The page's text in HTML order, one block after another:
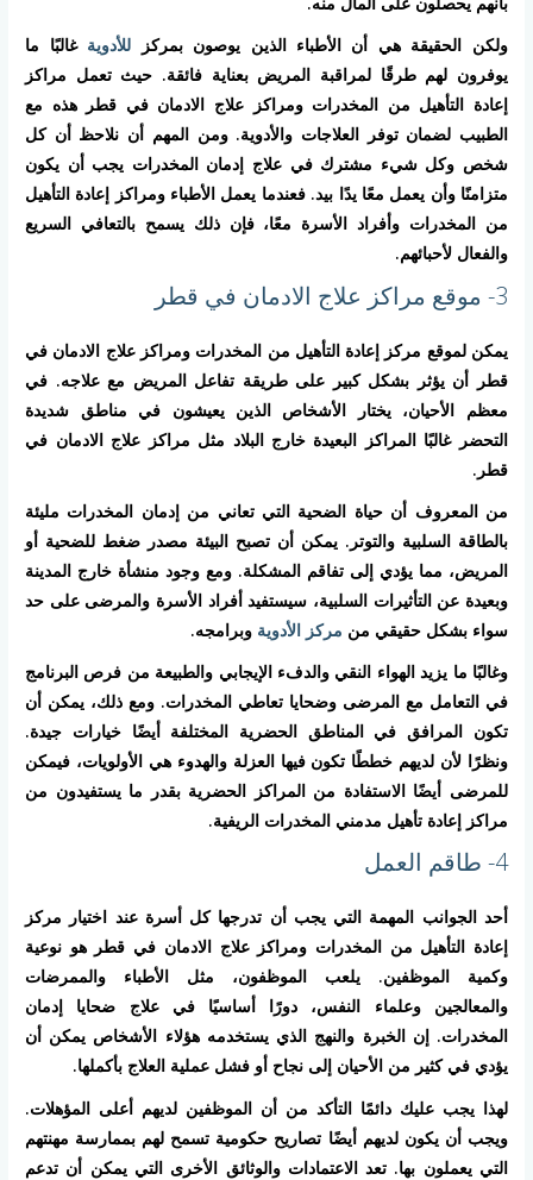
ولكن الحقيقة هي أن الأطباء الذين يوصون بمركز للأدوية غالبًا ما
يوفرون لهم طرقًا لمراقبة المريض بعناية فائقة. حيث تعمل مراكز
إعادة التأهيل من المخدرات ومراكز علاج الادمان في قطر هذه مع
الطبيب لضمان توفر العلاجات والأدوية. ومن المهم أن نلاحظ أن كل
شخص وكل شيء مشترك في علاج إدمان المخدرات يجب أن يكون
متزامنًا وأن يعمل معًا يدًا بيد. فعندما يعمل الأطباء ومراكز إعادة التأهيل
من المخدرات وأفراد الأسرة معًا، فإن ذلك يسمح بالتعافي السريع
والفعال لأحبائهم.
3- موقع مراكز علاج الادمان في قطر
يمكن لموقع مركز إعادة التأهيل من المخدرات ومراكز علاج الادمان في
قطر أن يؤثر بشكل كبير على طريقة تفاعل المريض مع علاجه. في
معظم الأحيان، يختار الأشخاص الذين يعيشون في مناطق شديدة
التحضر غالبًا المراكز البعيدة خارج البلاد مثل مراكز علاج الادمان في
قطر.
من المعروف أن حياة الضحية التي تعاني من إدمان المخدرات مليئة
بالطاقة السلبية والتوتر. يمكن أن تصبح البيئة مصدر ضغط للضحية أو
المريض، مما يؤدي إلى تفاقم المشكلة. ومع وجود منشأة خارج المدينة
وبعيدة عن التأثيرات السلبية، سيستفيد أفراد الأسرة والمرضى على حد
سواء بشكل حقيقي من مركز الأدوية وبرامجه.
وغالبًا ما يزيد الهواء النقي والدفء الإيجابي والطبيعة من فرص البرنامج
في التعامل مع المرضى وضحايا تعاطي المخدرات. ومع ذلك، يمكن أن
تكون المرافق في المناطق الحضرية المختلفة أيضًا خيارات جيدة.
ونظرًا لأن لديهم خططًا تكون فيها العزلة والهدوء هي الأولويات، فيمكن
للمرضى أيضًا الاستفادة من المراكز الحضرية بقدر ما يستفيدون من
مراكز إعادة تأهيل مدمني المخدرات الريفية.
4- طاقم العمل
أحد الجوانب المهمة التي يجب أن تدرجها كل أسرة عند اختيار مركز
إعادة التأهيل من المخدرات ومراكز علاج الادمان في قطر هو نوعية
وكمية الموظفين. يلعب الموظفون، مثل الأطباء والممرضات
والمعالجين وعلماء النفس، دورًا أساسيًا في علاج ضحايا إدمان
المخدرات. إن الخبرة والنهج الذي يستخدمه هؤلاء الأشخاص يمكن أن
يؤدي في كثير من الأحيان إلى نجاح أو فشل عملية العلاج بأكملها.
لهذا يجب عليك دائمًا التأكد من أن الموظفين لديهم أعلى المؤهلات.
ويجب أن يكون لديهم أيضًا تصاريح حكومية تسمح لهم بممارسة مهنتهم
التي يعملون بها. تعد الاعتمادات والوثائق الأخرى التي يمكن أن تدعم